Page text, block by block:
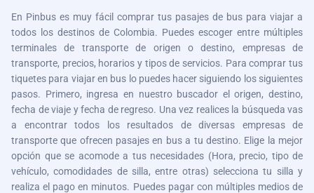
En Pinbus es muy fácil comprar tus pasajes de bus para viajar a
todos los destinos de Colombia. Puedes escoger entre múltiples
terminales de transporte de origen o destino, empresas de
transporte, precios, horarios y tipos de servicios. Para comprar tus
tiquetes para viajar en bus lo puedes hacer siguiendo los siguientes
pasos. Primero, ingresa en nuestro buscador el origen, destino,
fecha de viaje y fecha de regreso. Una vez realices la búsqueda vas
a encontrar todos los resultados de diversas empresas de
transporte que ofrecen pasajes en bus a tu destino. Elige la mejor
opción que se acomode a tus necesidades (Hora, precio, tipo de
vehículo, comodidades de silla, entre otras) selecciona tu silla y
realiza el pago en minutos. Puedes pagar con múltiples medios de